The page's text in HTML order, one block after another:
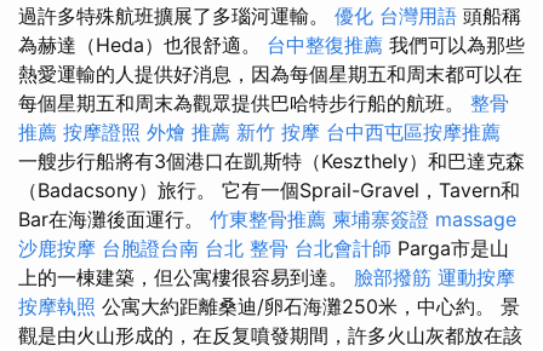
過許多特殊航班擴展了多瑙河運輸。 優化 台灣用語 頭船稱
為赫達（Heda）也很舒適。 台中整復推薦 我們可以為那些
熱愛運輸的人提供好消息，因為每個星期五和周末都可以在
每個星期五和周末為觀眾提供巴哈特步行船的航班。 整骨
推薦 按摩證照 外燴 推薦 新竹 按摩 台中西屯區按摩推薦
一艘步行船將有3個港口在凱斯特（Keszthely）和巴達克森
（Badacsony）旅行。 它有一個Sprail-Gravel，Tavern和
Bar在海灘後面運行。 竹東整骨推薦 柬埔寨簽證 massage
沙鹿按摩 台胞證台南 台北 整骨 台北會計師 Parga市是山
上的一棟建築，但公寓樓很容易到達。 臉部撥筋 運動按摩
按摩執照 公寓大約距離桑迪/卵石海灘250米，中心約。 景
觀是由火山形成的，在反复噴發期間，許多火山灰都放在該